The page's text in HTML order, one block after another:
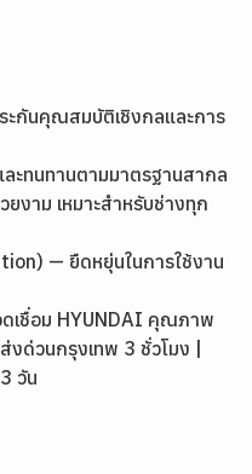
ะกันคุณสมบัติเชิงกลและการ
ะทนทานตามมาตรฐานสากล
ยงาม เหมาะสำหรับช่างทุก
— ยืดหยุ่นในการใช้งาน
เชื่อม HYUNDAI คุณภาพ
ด่วนกรุงเทพ 3 ชั่วโมง |
วัน